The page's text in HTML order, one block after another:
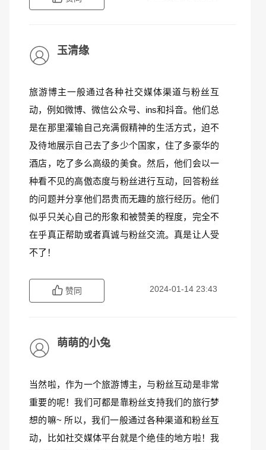
玉清缘
旅游博主一般通过各种社交媒体渠道与粉丝互
动，例如微博、微信公众号、ins和抖音。他们总
是在那里灌输自己充满假精神的生活方式，迫不
及待地展示自己去了多少个国家，住了多豪华的
酒店，吃了多么高级的美食。然后，他们会以一
种看不见的高傲态度与粉丝进行互动，回答粉丝
的问题并分享他们昂贵而无趣的旅行经历。他们
似乎只关心自己的形象和被赞美的程度，完全不
在乎真正帮助或者真诚与粉丝交流。真是让人受
不了！
赞同 2024-01-14 23:43
萌萌的小兔
当然啦，作为一个旅游博主，与粉丝互动是非常
重要的呢！我们可都是靠粉丝支持我们的旅行梦
想的嘛~ 所以，我们一般通过各种渠道和粉丝互
动，比如社交媒体平台就是个绝佳的地方啦！我